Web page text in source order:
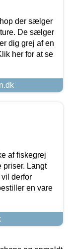
der sælger
De sælger
dig grej af en
her for at se
af fiskegrej
priser. Langt
derfor
en vare